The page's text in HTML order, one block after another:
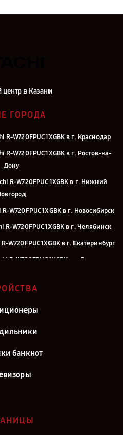
в Казани
ГОРОДА
W720FPUC1XGBK в г. Краснодар
W720FPUC1XGBK в г. Ростов-на-
Дону
R-W720FPUC1XGBK в г. Нижний
W720FPUC1XGBK в г. Новосибирск
W720FPUC1XGBK в г. Челябинск
в г. Екатеринбург
R-W720FPUC1XGBK в г. Воронеж
R-W720FPUC1XGBK в г. Самара
R-W720FPUC1XGBK в г. Киров
банкнот